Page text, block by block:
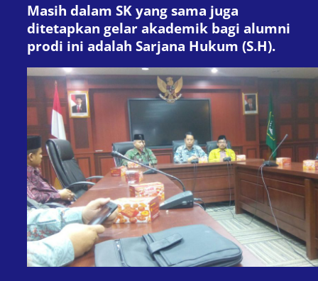
Masih dalam SK yang sama juga
ditetapkan gelar akademik bagi alumni
prodi ini adalah Sarjana Hukum (S.H).